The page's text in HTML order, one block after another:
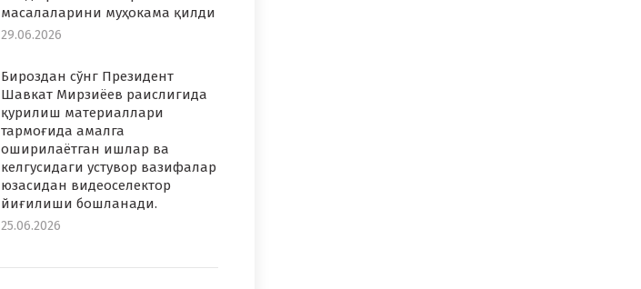
масалаларини муҳокама қилди
29.06.2026
Бироздан сўнг Президент
Шавкат Мирзиёев раислигида
қурилиш материаллари
тармоғида амалга
оширилаётган ишлар ва
келгусидаги устувор вазифалар
юзасидан видеоселектор
йиғилиши бошланади.
25.06.2026